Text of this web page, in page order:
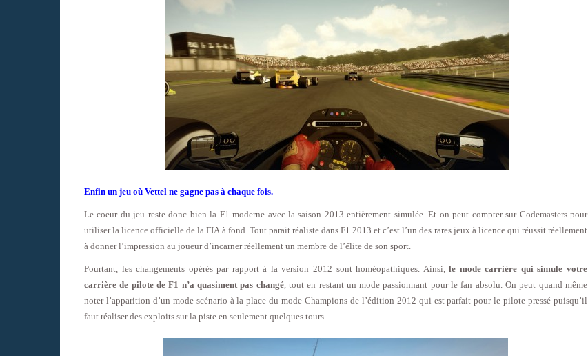
Enfin un jeu où Vettel ne gagne pas à chaque fois.
Le coeur du jeu reste donc bien la F1 moderne avec la saison 2013 entièrement simulée. Et on peut compter sur Codemasters pour
utiliser la licence officielle de la FIA à fond. Tout parait réaliste dans F1 2013 et c’est l’un des rares jeux à licence qui réussit réellement
à donner l’impression au joueur d’incarner réellement un membre de l’élite de son sport.
Pourtant, les changements opérés par rapport à la version 2012 sont homéopathiques. Ainsi,le mode carrière qui simule votre
carrière de pilote de F1 n’a quasiment pas changé, tout en restant un mode passionnant pour le fan absolu. On peut quand même
noter l’apparition d’un mode scénario à la place du mode Champions de l’édition 2012 qui est parfait pour le pilote pressé puisqu’il
faut réaliser des exploits sur la piste en seulement quelques tours.